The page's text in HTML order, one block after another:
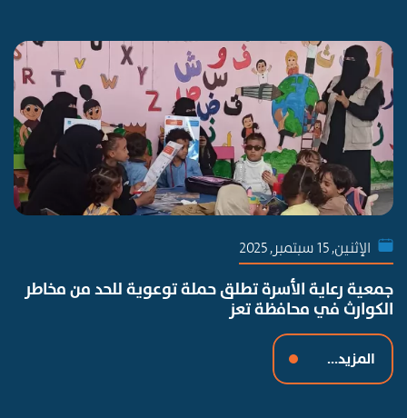
الإثنين, 15 سبتمبر, 2025
جمعية رعاية الأسرة تطلق حملة توعوية للحد من مخاطر
الكوارث في محافظة تعز
المزيد...